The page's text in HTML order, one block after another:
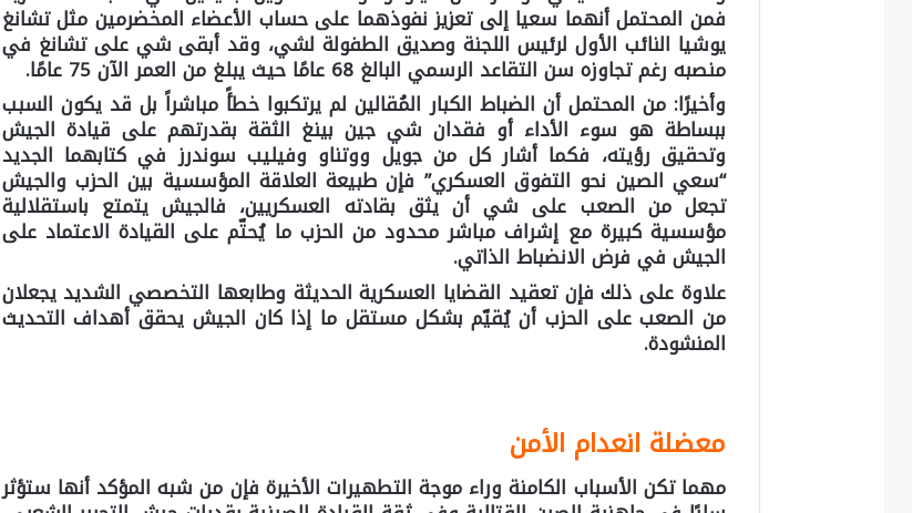
فمن المحتمل أنهما سعيا إلى تعزيز نفوذهما على حساب الأعضاء المخضرمين مثل تشانغ
يوشيا النائب الأول لرئيس اللجنة وصديق الطفولة لشي، وقد أبقى شي على تشانغ في
منصبه رغم تجاوزه سن التقاعد الرسمي البالغ 68 عامًا حيث يبلغ من العمر الآن 75 عامًا.
وأخيرًا: من المحتمل أن الضباط الكبار المُقالين لم يرتكبوا خطأً مباشراً بل قد يكون السبب
ببساطة هو سوء الأداء أو فقدان شي جين بينغ الثقة بقدرتهم على قيادة الجيش
وتحقيق رؤيته، فكما أشار كل من جويل ووتناو وفيليب سوندرز في كتابهما الجديد
“سعي الصين نحو التفوق العسكري” فإن طبيعة العلاقة المؤسسية بين الحزب والجيش
تجعل من الصعب على شي أن يثق بقادته العسكريين، فالجيش يتمتع باستقلالية
مؤسسية كبيرة مع إشراف مباشر محدود من الحزب ما يُحتّم على القيادة الاعتماد على
الجيش في فرض الانضباط الذاتي.
علاوة على ذلك فإن تعقيد القضايا العسكرية الحديثة وطابعها التخصصي الشديد يجعلان
من الصعب على الحزب أن يُقيّم بشكل مستقل ما إذا كان الجيش يحقق أهداف التحديث
المنشودة.
معضلة انعدام الأمن
مهما تكن الأسباب الكامنة وراء موجة التطهيرات الأخيرة فإن من شبه المؤكد أنها ستؤثر